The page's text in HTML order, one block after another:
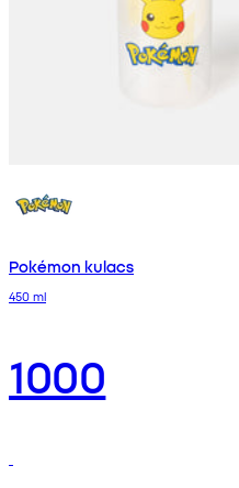
Pokémon kulacs
450 ml
1000